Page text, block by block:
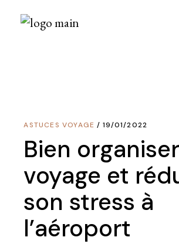
ASTUCES VOYAGE 19/01/2022
Bien
voyage et
son stress à
l’aéroport